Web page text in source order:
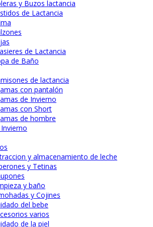
y Buzos lactancia
de Lactancia
de Lactancia
de Baño
de lactancia
con pantalón
de Invierno
con Short
de hombre
y almacenamiento de leche
y Tetinas
y baño
y Cojines
del bebe
varios
de la piel